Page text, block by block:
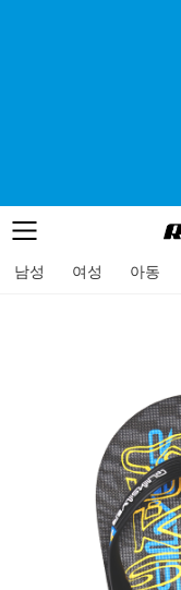
메뉴
남성 여성 아동